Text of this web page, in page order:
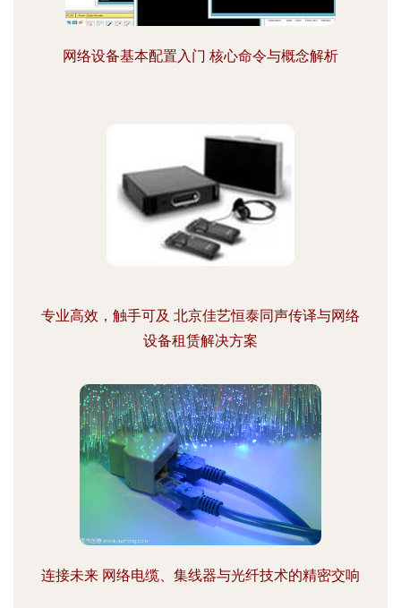
网络设备基本配置入门 核心命令与概念解析
专业高效，触手可及 北京佳艺恒泰同声传译与网络
设备租赁解决方案
连接未来 网络电缆、集线器与光纤技术的精密交响